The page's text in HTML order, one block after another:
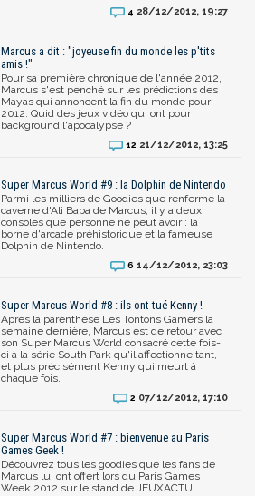
4 28/12/2012, 19:27
Marcus a dit : "joyeuse fin du monde les p'tits
amis !"
Pour sa première chronique de l'année 2012,
Marcus s'est penché sur les prédictions des
Mayas qui annoncent la fin du monde pour
2012. Quid des jeux vidéo qui ont pour
background l'apocalypse ?
12 21/12/2012, 13:25
Super Marcus World #9 : la Dolphin de Nintendo
Parmi les milliers de Goodies que renferme la
caverne d'Ali Baba de Marcus, il y a deux
consoles que personne ne peut avoir : la
borne d'arcade préhistorique et la fameuse
Dolphin de Nintendo.
6 14/12/2012, 23:03
Super Marcus World #8 : ils ont tué Kenny !
Après la parenthèse Les Tontons Gamers la
semaine dernière, Marcus est de retour avec
son Super Marcus World consacré cette fois-
ci à la série South Park qu'il affectionne tant,
et plus précisément Kenny qui meurt à
chaque fois.
2 07/12/2012, 17:10
Super Marcus World #7 : bienvenue au Paris
Games Geek !
Découvrez tous les goodies que les fans de
Marcus lui ont offert lors du Paris Games
Week 2012 sur le stand de JEUXACTU.